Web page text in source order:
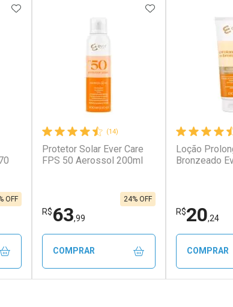
OFF
ADICIONAR AOS FAVORITOS
(14)
Protetor Solar Ever Care
FPS 50 Aerossol 200ml
R$63,99
24% OFF
ADICIONAR AOS
COMPRAR
Loção
Bronzeado
R$20,24
COMPRAR